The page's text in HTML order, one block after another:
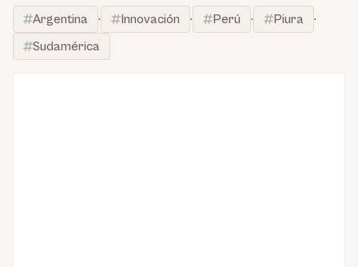
Argentina · Innovación · Perú · Piura
·
Sudamérica